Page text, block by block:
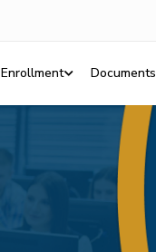
Enrollment Documents